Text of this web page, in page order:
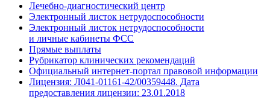
Лечебно-диагностический центр
Электронный листок нетрудоспособности
Электронный листок нетрудоспособности
и личные кабинеты ФСС
Прямые выплаты
Рубрикатор клинических рекомендаций
Официальный интернет-портал правовой информации
Лицензия: Л041-01161-42/00359448. Дата
предоставления лицензии: 23.01.2018